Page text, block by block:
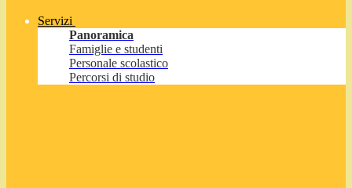
Servizi
Panoramica
Famiglie e studenti
Personale scolastico
Percorsi di studio